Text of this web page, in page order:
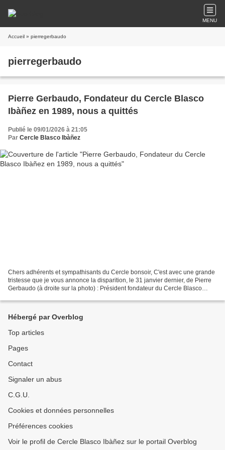
MENU
Accueil » pierregerbaudo
pierregerbaudo
Pierre Gerbaudo, Fondateur du Cercle Blasco
Ibàñez en 1989, nous a quittés
Publié le 09/01/2026 à 21:05
Par Cercle Blasco Ibàñez
Chers adhérents et sympathisants du Cercle bonsoir, C'est avec une grande
tristesse que je vous annonce la disparition, le 31 janvier dernier, de Pierre
Gerbaudo (à droite sur la photo) : Président fondateur du Cercle Blasco
Hébergé par Overblog
Top articles
Pages
Contact
Signaler un abus
C.G.U.
Cookies et données personnelles
Préférences cookies
Voir le profil de Cercle Blasco Ibàñez sur le portail Overblog